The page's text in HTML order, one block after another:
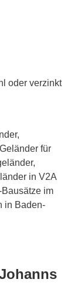
oder verzinkt
für
in V2A
im
in Baden-